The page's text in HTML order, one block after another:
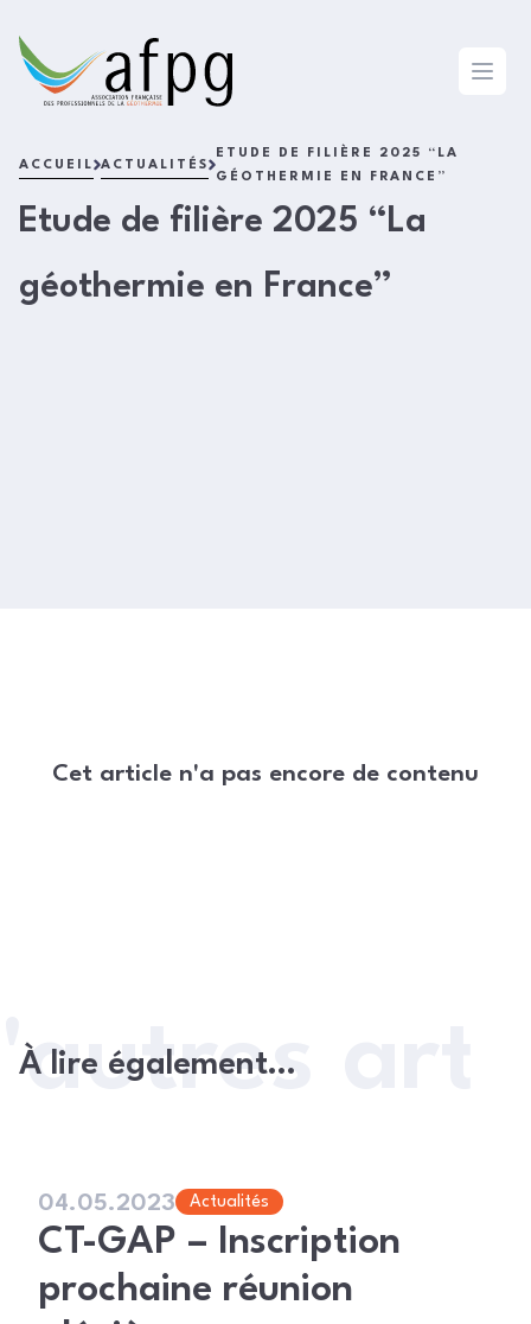
L'AFPG
Open
ACCUEIL ACTUALITÉS
ETUDE DE FILIÈRE 2025 “LA
GÉOTHERMIE EN FRANCE”
Etude de filière 2025 “La
géothermie en France”
Cet article n'a pas encore de contenu
À lire également…
04.05.2023 Actualités
CT-GAP – Inscription
prochaine réunion